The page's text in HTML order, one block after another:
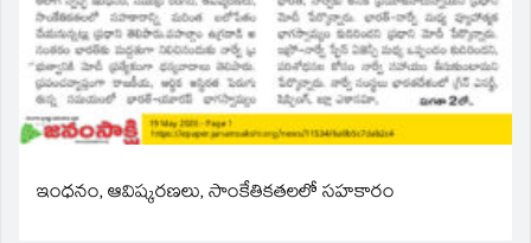
ఇంధనం, ఆవిష్కరణలు, సాంకేతికతలలో సహకారం